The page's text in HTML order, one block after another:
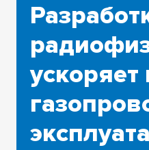
ускоряет